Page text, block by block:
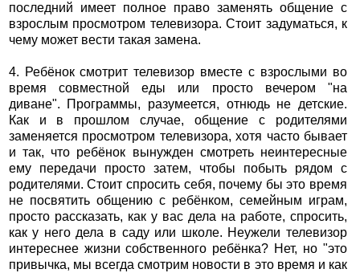
последний имеет полное право заменять общение с
взрослым просмотром телевизора. Стоит задуматься, к
чему может вести такая замена.
4. Ребёнок смотрит телевизор вместе с взрослыми во
время совместной еды или просто вечером "на
диване". Программы, разумеется, отнюдь не детские.
Как и в прошлом случае, общение с родителями
заменяется просмотром телевизора, хотя часто бывает
и так, что ребёнок вынужден смотреть неинтересные
ему передачи просто затем, чтобы побыть рядом с
родителями. Стоит спросить себя, почему бы это время
не посвятить общению с ребёнком, семейным играм,
просто рассказать, как у вас дела на работе, спросить,
как у него дела в саду или школе. Неужели телевизор
интереснее жизни собственного ребёнка? Нет, но "это
привычка, мы всегда смотрим новости в это время и как